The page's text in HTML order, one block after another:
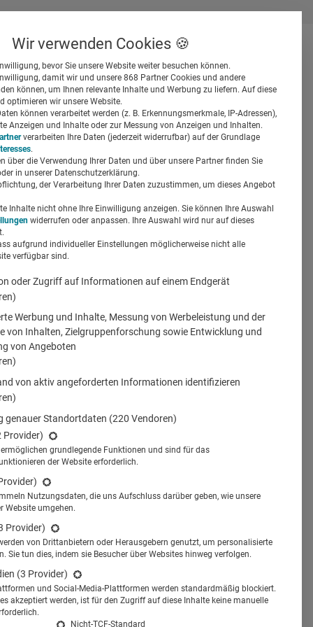
Suchen
Wir verwenden Cookies 🍪
bevor Sie unsere Website weiter besuchen können.
damit wir und unsere 868 Partner Cookies und andere
können, um Ihnen relevante Inhalte und Werbung zu liefern. Auf diese
optimieren wir unsere Website.
können verarbeitet werden (z. B. Erkennungsmerkmale, IP-Adressen),
Anzeigen und Inhalte oder zur Messung von Anzeigen und Inhalten.
verarbeiten Ihre Daten (jederzeit widerrufbar) auf der Grundlage
.
über die Verwendung Ihrer Daten und über unsere Partner finden Sie
in unserer Datenschutzerklärung.
der Verarbeitung Ihrer Daten zuzustimmen, um dieses Angebot
Inhalte nicht ohne Ihre Einwilligung anzeigen. Sie können Ihre Auswahl
widerrufen oder anpassen. Ihre Auswahl wird nur auf dieses
aufgrund individueller Einstellungen möglicherweise nicht alle
verfügbar sind.
oder Zugriff auf Informationen auf einem Endgerät
Werbung und Inhalte, Messung von Werbeleistung und der
von Inhalten, Zielgruppenforschung sowie Entwicklung und
von Angeboten
von aktiv angeforderten Informationen identifizieren
genauer Standortdaten (220 Vendoren)
Provider)
ermöglichen grundlegende Funktionen und sind für das
der Website erforderlich.
Nutzungsdaten, die uns Aufschluss darüber geben, wie unsere
Website umgehen.
Provider)
von Drittanbietern oder Herausgebern genutzt, um personalisierte
Sie tun dies, indem sie Besucher über Websites hinweg verfolgen.
(3 Provider)
und Social-Media-Plattformen werden standardmäßig blockiert.
akzeptiert werden, ist für den Zugriff auf diese Inhalte keine manuelle
Nicht-TCF-Standard